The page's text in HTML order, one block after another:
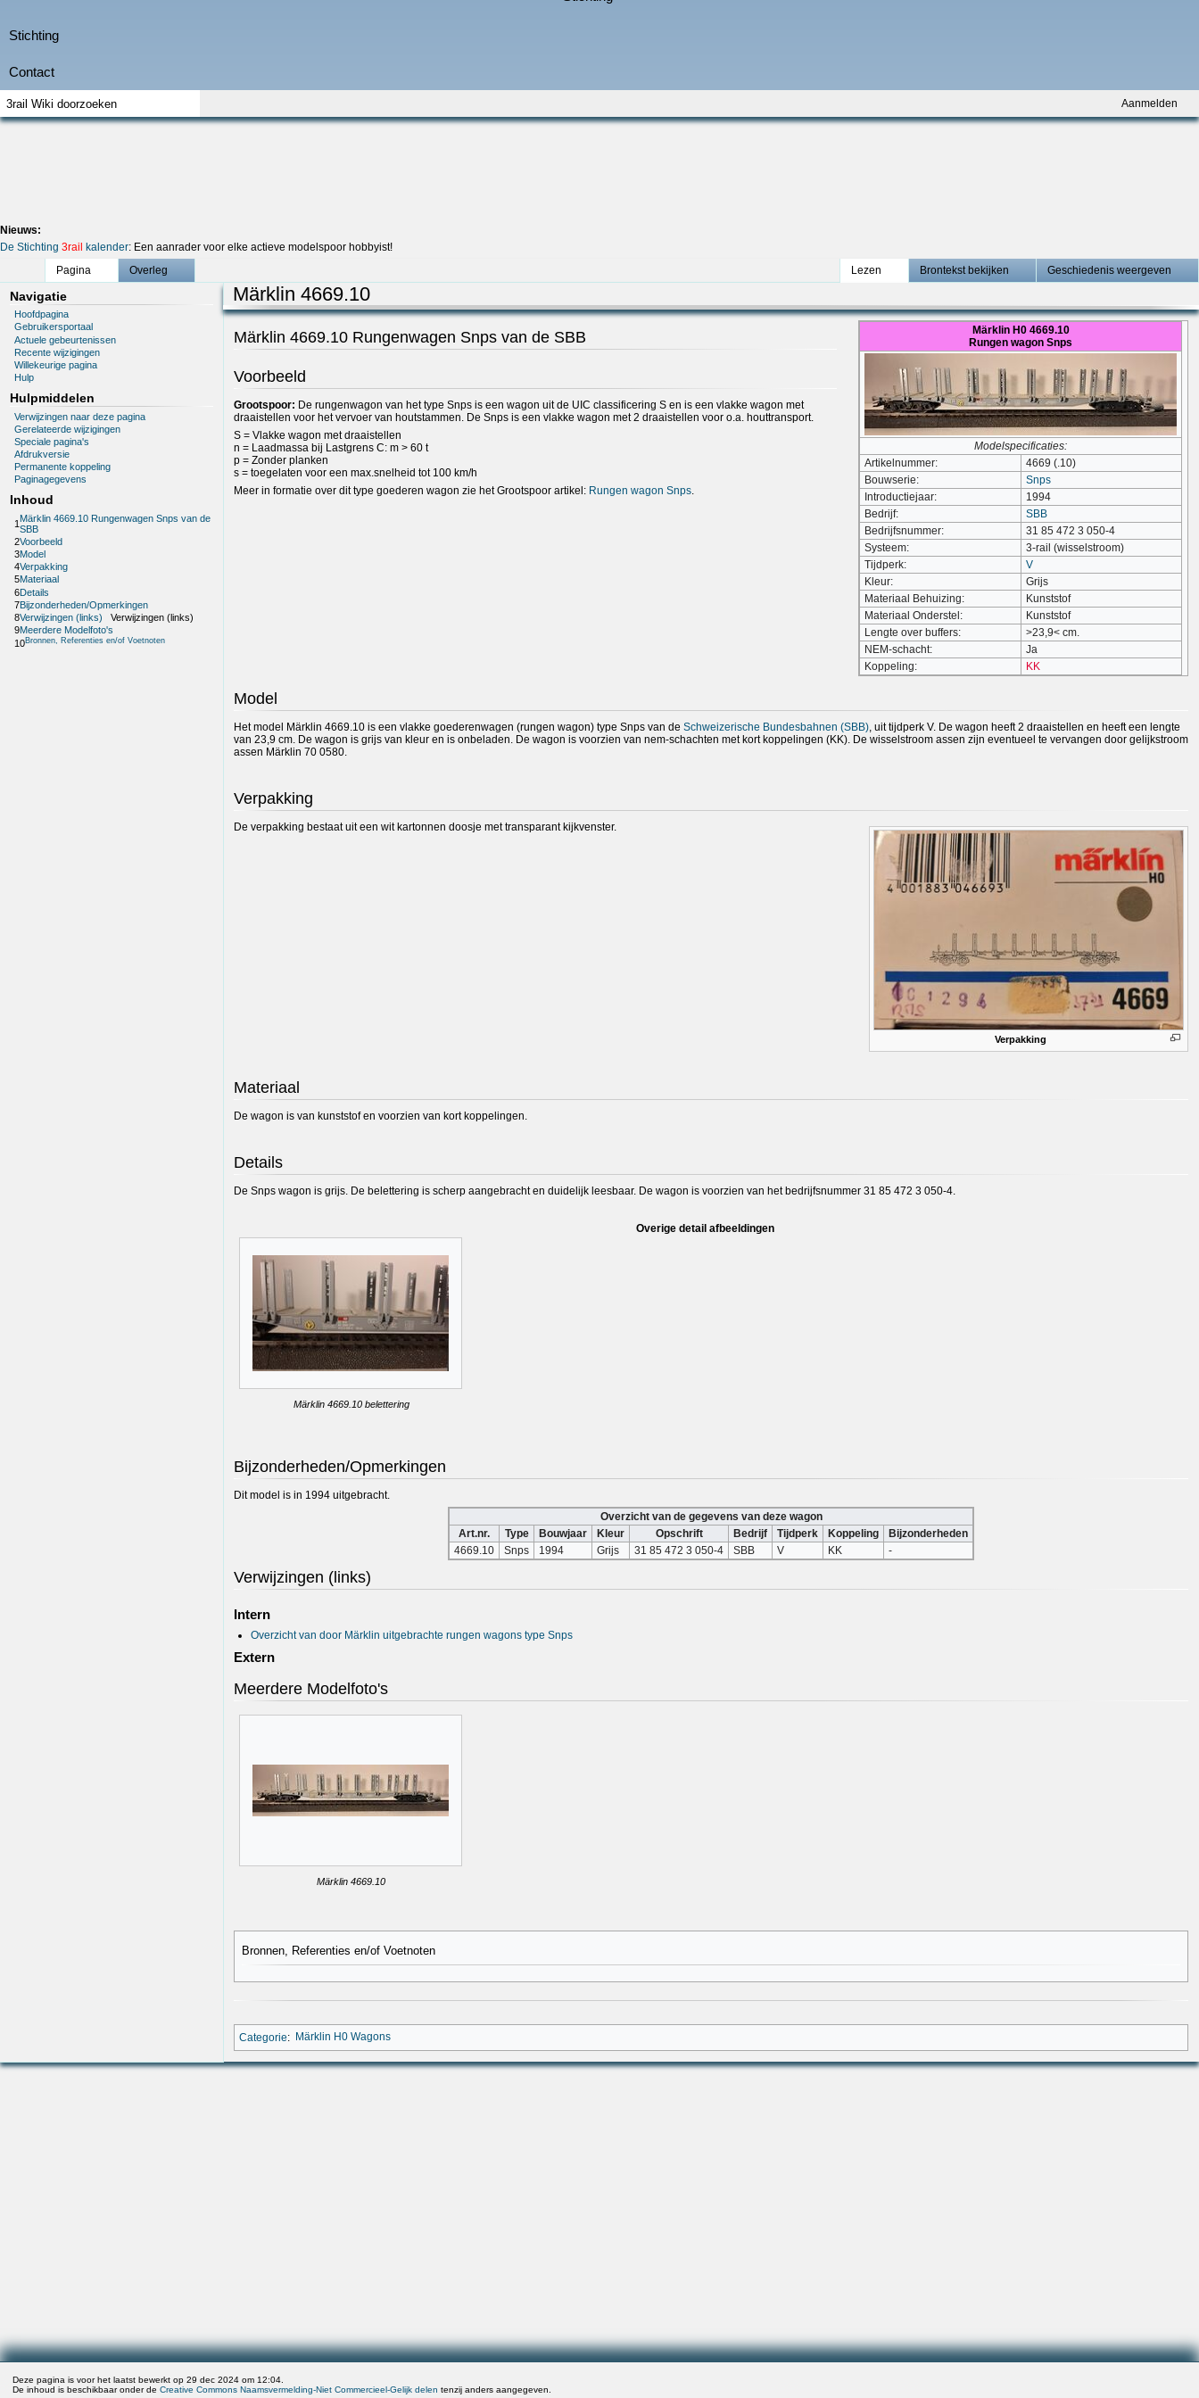
Aanmelden
Nieuws:
De Stichting 3rail kalender: Een aanrader voor elke actieve modelspoor hobbyist!
Pagina
Overleg Lezen Brontekst bekijken Geschiedenis weergeven
Navigatie
Hoofdpagina
Gebruikersportaal
Actuele gebeurtenissen
Recente wijzigingen
Willekeurige pagina
Hulp
Hulpmiddelen
Verwijzingen naar deze pagina
Gerelateerde wijzigingen
Speciale pagina's
Afdrukversie
Permanente koppeling
Paginagegevens
Inhoud
1 Märklin 4669.10 Rungenwagen Snps van de
SBB
2Voorbeeld
3Model
4Verpakking
5Materiaal
6Details
7Bijzonderheden/Opmerkingen
8Verwijzingen (links)
Verwijzingen (links)
9Meerdere Modelfoto's
10Bronnen, Referenties en/of Voetnoten
Märklin 4669.10
Märklin H0 4669.10
Rungen wagon Snps
Modelspecificaties:
Artikelnummer:
4669 (.10)
Bouwserie:
Snps
Introductiejaar:
1994
Bedrijf:
SBB
Bedrijfsnummer:
31 85 472 3 050-4
Systeem:
3-rail (wisselstroom)
Tijdperk:
V
Kleur:
Grijs
Materiaal Behuizing:
Kunststof
Materiaal Onderstel:
Kunststof
Lengte over buffers:
>23,9< cm.
NEM-schacht:
Ja
Koppeling:
KK
Märklin 4669.10 Rungenwagen Snps van de SBB
Voorbeeld
Grootspoor: De rungenwagon van het type Snps is een wagon uit de UIC classificering S en is een vlakke wagon met
draaistellen voor het vervoer van houtstammen. De Snps is een vlakke wagon met 2 draaistellen voor o.a. houttransport.
S = Vlakke wagon met draaistellen
n = Laadmassa bij Lastgrens C: m > 60 t
p = Zonder planken
s = toegelaten voor een max.snelheid tot 100 km/h
Meer in formatie over dit type goederen wagon zie het Grootspoor artikel: Rungen wagon Snps
Model
Het model Märklin 4669.10 is een vlakke goederenwagen (rungen wagon) type Snps van de Schweizerische Bundesbahnen (SBB), uit tijdperk V. De wagon heeft 2 draaistellen en heeft een lengte
van 23,9 cm. De wagon is grijs van kleur en is onbeladen. De wagon is voorzien van nem-schachten met kort koppelingen (KK). De wisselstroom assen zijn eventueel te vervangen door gelijkstroom
assen Märklin 70 0580.
Verpakking
Verpakking
De verpakking bestaat uit een wit kartonnen doosje met transparant kijkvenster.
Materiaal
De wagon is van kunststof en voorzien van kort koppelingen.
Details
De Snps wagon is grijs. De belettering is scherp aangebracht en duidelijk leesbaar. De wagon is voorzien van het bedrijfsnummer 31 85 472 3 050-4.
Overige detail afbeeldingen
Märklin 4669.10 belettering
Bijzonderheden/Opmerkingen
Dit model is in 1994 uitgebracht.
Overzicht van de gegevens van deze wagon
Art.nr.
Type Bouwjaar Kleur Opschrift Bedrijf Tijdperk Koppeling
Bijzonderheden
4669.10
Snps 1994 Grijs 31 85 472 3 050-4 SBB V KK -
Verwijzingen (links)
Intern
Overzicht van door Märklin uitgebrachte rungen wagons type Snps
Extern
Meerdere Modelfoto's
Märklin 4669.10
Bronnen, Referenties en/of Voetnoten
Categorie: Märklin H0 Wagons
Deze pagina is voor het laatst bewerkt op 29 dec 2024 om 12:04.
De inhoud is beschikbaar onder deCreative Commons Naamsvermelding-Niet Commercieel-Gelijk delen tenzij anders aangegeven.